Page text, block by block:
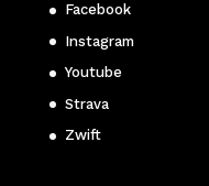
Facebook
Instagram
Youtube
Strava
Zwift